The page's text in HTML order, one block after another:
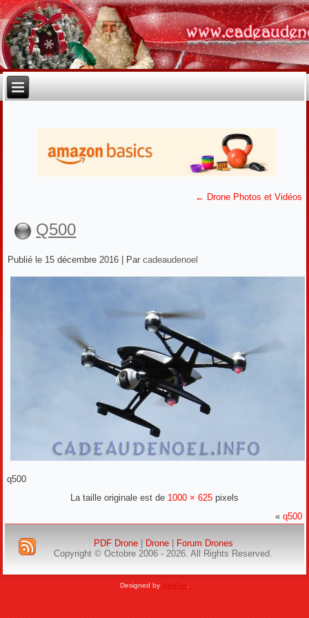
← Drone Photos et Vidéos
Q500
Publié le 15 décembre 2016 | Par cadeaudenoel
q500
La taille originale est de 1000 × 625 pixels
« q500
PDF Drone| Drone|
Forum Drones
Copyright © Octobre 2006 - 2026. All Rights Reserved.
Designed by XavFun